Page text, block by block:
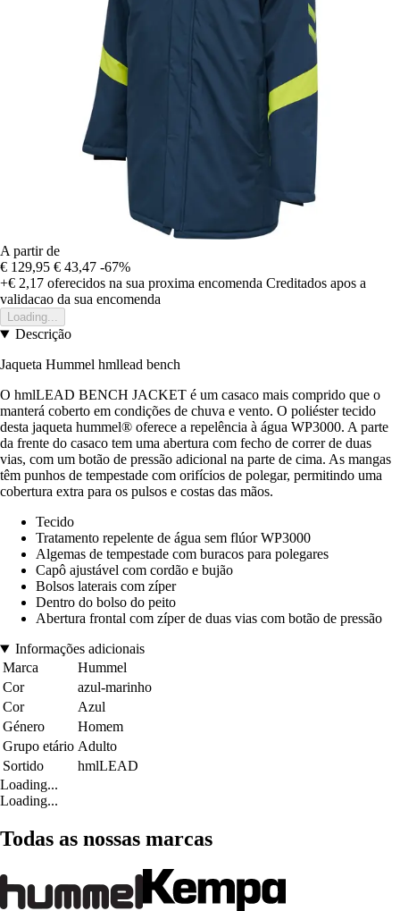
A partir de
€ 129,95 € 43,47 -67%
+€ 2,17 oferecidos na sua proxima encomenda Creditados apos a
validacao da sua encomenda
Loading...
Descrição
Jaqueta Hummel hmllead bench
O hmlLEAD BENCH JACKET é um casaco mais comprido que o
manterá coberto em condições de chuva e vento. O poliéster tecido
desta jaqueta hummel® oferece a repelência à água WP3000. A parte
da frente do casaco tem uma abertura com fecho de correr de duas
vias, com um botão de pressão adicional na parte de cima. As mangas
têm punhos de tempestade com orifícios de polegar, permitindo uma
cobertura extra para os pulsos e costas das mãos.
Tecido
Tratamento repelente de água sem flúor WP3000
Algemas de tempestade com buracos para polegares
Capô ajustável com cordão e bujão
Bolsos laterais com zíper
Dentro do bolso do peito
Abertura frontal com zíper de duas vias com botão de pressão
Informações adicionais
Marca
Hummel
Cor
azul-marinho
Cor
Azul
Género
Homem
Grupo etário Adulto
Sortido
hmlLEAD
Loading...
Loading...
Todas as nossas marcas